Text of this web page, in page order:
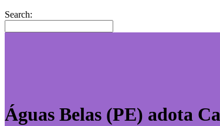
Search:
Águas Belas (PE) adota